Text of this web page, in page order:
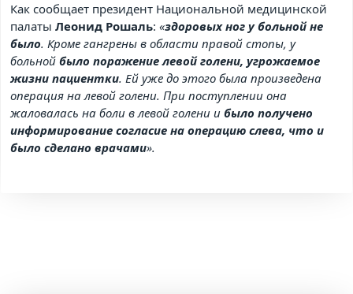
Как сообщает президент Национальной медицинской
палатыЛеонид Рошаль:«здоровых ног у больной не
было. Кроме гангрены в области правой стопы, у
больнойбыло поражение левой голени, угрожаемое
жизни пациентки. Ей уже до этого была произведена
операция на левой голени. При поступлении она
жаловалась на боли в левой голени ибыло получено
информирование согласие на операцию слева, что и
было сделано врачами».